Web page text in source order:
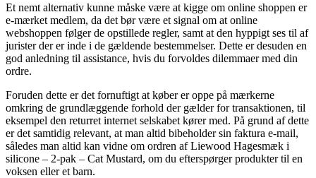
Et nemt alternativ kunne måske være at kigge om online shoppen er
e-mærket medlem, da det bør være et signal om at online
webshoppen følger de opstillede regler, samt at den hyppigt ses til af
jurister der er inde i de gældende bestemmelser. Dette er desuden en
god anledning til assistance, hvis du forvoldes dilemmaer med din
ordre.
Foruden dette er det fornuftigt at køber er oppe på mærkerne
omkring de grundlæggende forhold der gælder for transaktionen, til
eksempel den returret internet selskabet kører med. På grund af dette
er det samtidig relevant, at man altid bibeholder sin faktura e-mail,
således man altid kan vidne om ordren af Liewood Hagesmæk i
silicone – 2-pak – Cat Mustard, om du efterspørger produkter til en
voksen eller et barn.